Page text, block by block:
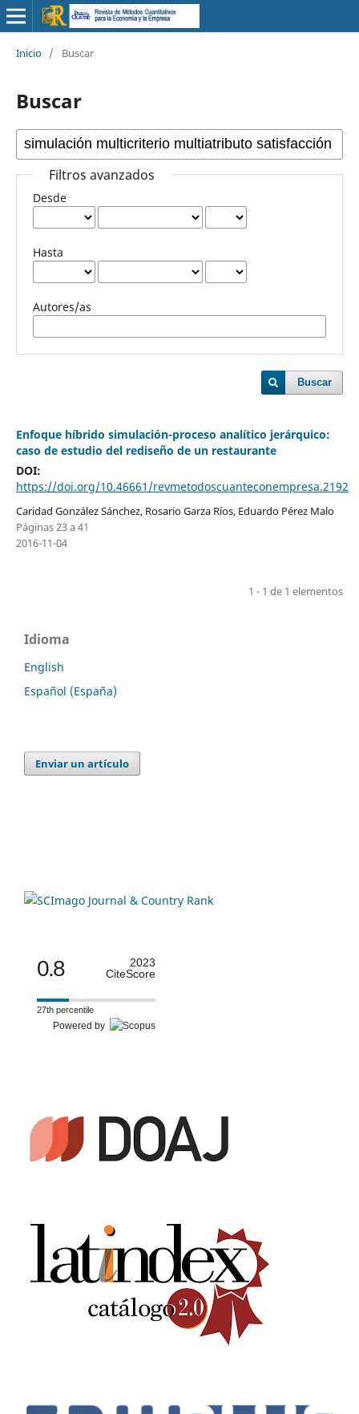
Inicio / Buscar
Buscar
Filtros avanzados
Desde
Hasta
Autores/as
Buscar
Enfoque híbrido simulación-proceso analítico jerárquico:
caso de estudio del rediseño de un restaurante
DOI:
https://doi.org/10.46661/revmetodoscuanteconempresa.2192
Caridad González Sánchez, Rosario Garza Ríos, Eduardo Pérez Malo
Páginas 23 a 41
2016-11-04
1 - 1 de 1 elementos
Idioma
English
Español (España)
Enviar un artículo
0.8
2023
CiteScore
27th percentile
Powered by